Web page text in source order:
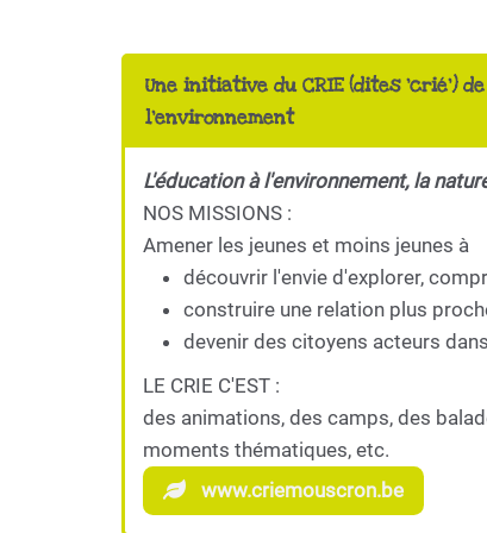
Une initiative du CRIE (dites 'crié')
l'environnement
L'éducation à l'environnement, la
NOS MISSIONS :
Amener les jeunes et moins jeunes à
découvrir l'envie d'explorer,
construire une relation plus
devenir des citoyens acteurs
LE CRIE C'EST :
des animations, des camps, des
moments thématiques, etc.
www.criemouscron.be